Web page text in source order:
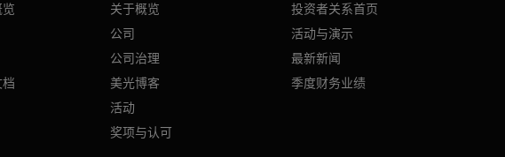
关于概览
公司
公司治理
美光博客
活动
奖项与认可
投资者关系首页
活动与演示
最新新闻
季度财务业绩